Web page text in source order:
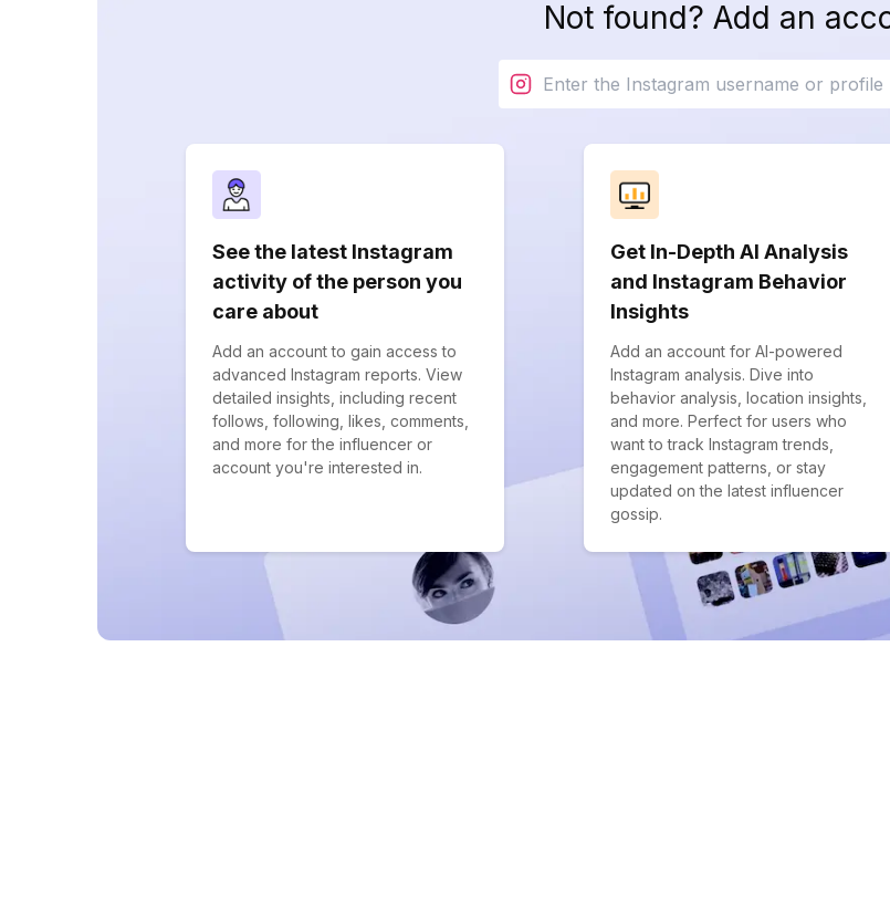
Not found? Add an
See the latest Instagram
activity of the person you
care about
Add an account to gain access to
advanced Instagram reports. View
detailed insights, including recent
follows, following, likes, comments,
and more for the influencer or
account you're interested in.
Get In-Depth AI Analysis
and Instagram Behavior
Insights
Add an account for AI-powered
Instagram analysis. Dive into
behavior analysis, location insights,
and more. Perfect for users who
want to track Instagram trends,
engagement patterns, or stay
updated on the latest influencer
gossip.